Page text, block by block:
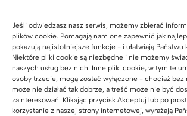
Jeśli odwiedzasz nasz serwis, możemy zbierać
plików cookie. Pomagają nam one zapewnić jak
pokazują najistotniejsze funkcje - i ułatwiają Państwu
Niektóre pliki cookie są niezbędne i nie możemy
naszych usług bez nich. Inne pliki cookie, w tym te
osoby trzecie, mogą zostać wyłączone - chociaż bez
może nie działać tak dobrze, a treść może nie być
zainteresowań. Klikając przycisk Akceptuj lub po
korzystanie z naszej strony internetowej, wyrażają